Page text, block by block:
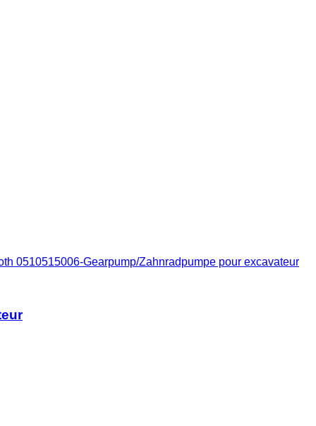
0510515006-Gearpump/Zahnradpumpe pour excavateur